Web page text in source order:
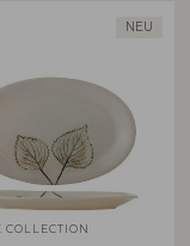
NEU
COLLECTION